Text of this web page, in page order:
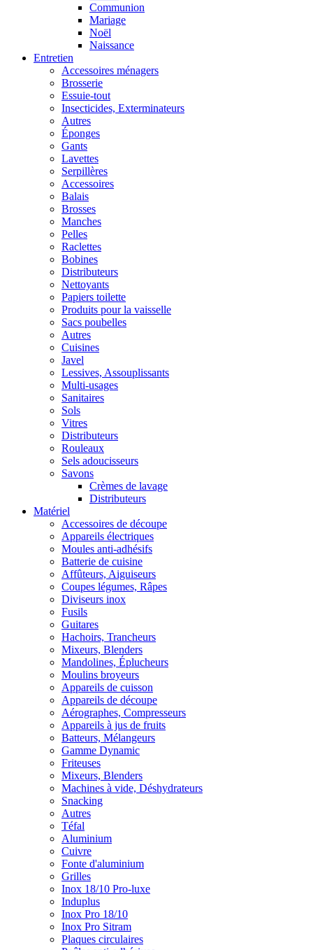
Communion
Mariage
Noël
Naissance
Entretien
Accessoires ménagers
Brosserie
Essuie-tout
Insecticides, Exterminateurs
Autres
Éponges
Gants
Lavettes
Serpillères
Accessoires
Balais
Brosses
Manches
Pelles
Raclettes
Bobines
Distributeurs
Nettoyants
Papiers toilette
Produits pour la vaisselle
Sacs poubelles
Autres
Cuisines
Javel
Lessives, Assouplissants
Multi-usages
Sanitaires
Sols
Vitres
Distributeurs
Rouleaux
Sels adoucisseurs
Savons
Crèmes de lavage
Distributeurs
Matériel
Accessoires de découpe
Appareils électriques
Moules anti-adhésifs
Batterie de cuisine
Affûteurs, Aiguiseurs
Coupes légumes, Râpes
Diviseurs inox
Fusils
Guitares
Hachoirs, Trancheurs
Mixeurs, Blenders
Mandolines, Éplucheurs
Moulins broyeurs
Appareils de cuisson
Appareils de découpe
Aérographes, Compresseurs
Appareils à jus de fruits
Batteurs, Mélangeurs
Gamme Dynamic
Friteuses
Mixeurs, Blenders
Machines à vide, Déshydrateurs
Snacking
Autres
Téfal
Aluminium
Cuivre
Fonte d'aluminium
Grilles
Inox 18/10 Pro-luxe
Induplus
Inox Pro 18/10
Inox Pro Sitram
Plaques circulaires